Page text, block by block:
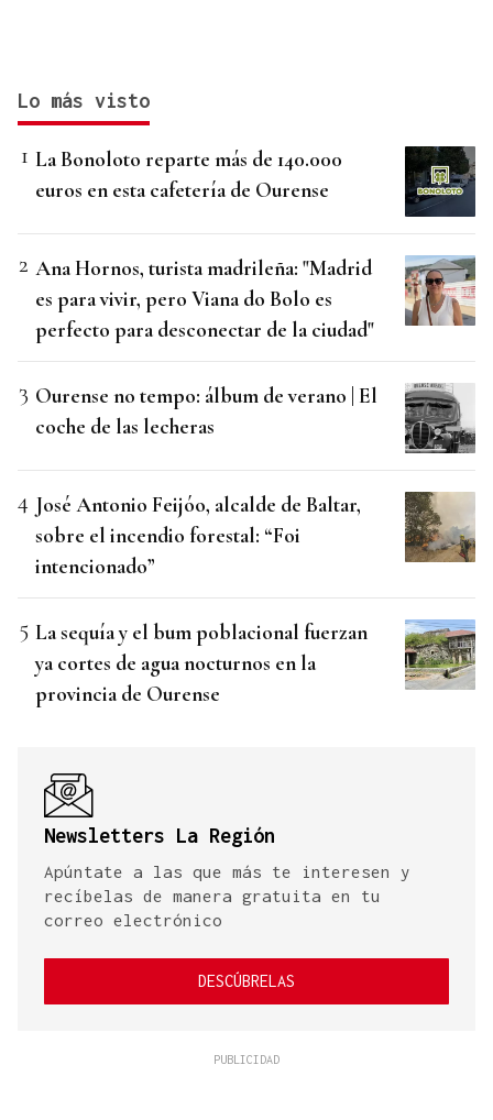
Lo más visto
La Bonoloto reparte más de 140.000
euros en esta cafetería de Ourense
Ana Hornos, turista madrileña: "Madrid
es para vivir, pero Viana do Bolo es
perfecto para desconectar de la ciudad"
Ourense no tempo: álbum de verano | El
coche de las lecheras
José Antonio Feijóo, alcalde de Baltar,
sobre el incendio forestal: “Foi
intencionado”
La sequía y el bum poblacional fuerzan
ya cortes de agua nocturnos en la
provincia de Ourense
Newsletters La Región
Apúntate a las que más te interesen y
recíbelas de manera gratuita en tu
correo electrónico
DESCÚBRELAS